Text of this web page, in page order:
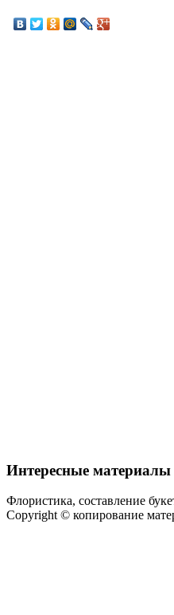
Интересные материалы
Флористика, составление
Copyright © копирование